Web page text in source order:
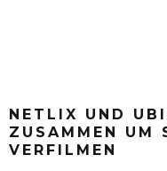
NETLIX UND
ZUSAMMEN UM
VERFILMEN